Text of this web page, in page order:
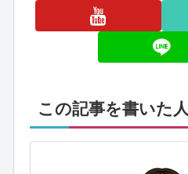
この記事を書いた人